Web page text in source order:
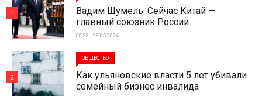
Вадим Шумель: Сейчас Китай —
главный союзник России
00:33 | 23-05-2024
1
ОБЩЕСТВО
Как ульяновские власти 5 лет убивали
семейный бизнес инвалида
2